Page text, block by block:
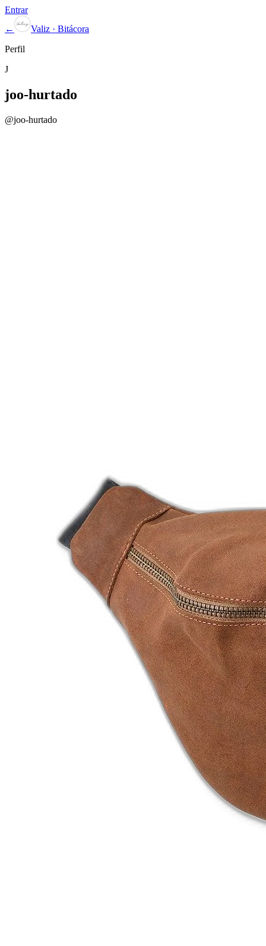
Entrar
←
Valiz · Bitácora
Perfil
J
joo-hurtado
@joo-hurtado